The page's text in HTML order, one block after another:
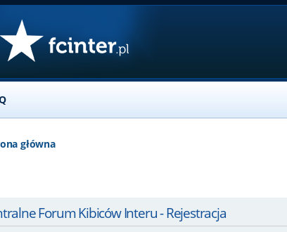
główna
Forum Kibiców Interu - Rejestracja